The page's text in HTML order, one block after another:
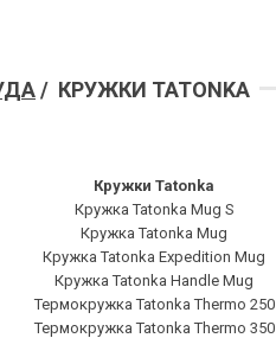
/ КРУЖКИ TATONKA
Кружки Tatonka
Кружка Tatonka Mug S
Кружка Tatonka Mug
Кружка Tatonka Expedition Mug
Кружка Tatonka Handle Mug
Термокружка Tatonka Thermo 250
Термокружка Tatonka Thermo 350